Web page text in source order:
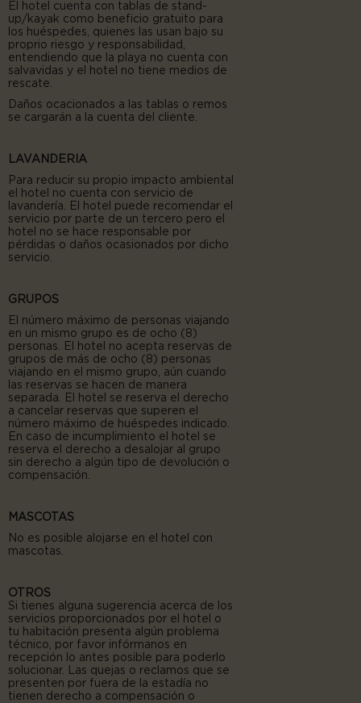
El hotel cuenta con tablas de stand-
up/kayak como beneficio gratuito para
los huéspedes, quienes las usan bajo su
proprio riesgo y responsabilidad,
entendiendo que la playa no cuenta con
salvavidas y el hotel no tiene medios de
rescate.
Daños ocacionados a las tablas o remos
se cargarán a la cuenta del cliente.
LAVANDERIA
Para reducir su propio impacto ambiental
el hotel no cuenta con servicio de
lavandería. El hotel puede recomendar el
servicio por parte de un tercero pero el
hotel no se hace responsable por
pérdidas o daños ocasionados por dicho
servicio.
GRUPOS
El número máximo de personas viajando
en un mismo grupo es de ocho (8)
personas. El hotel no acepta reservas de
grupos de más de ocho (8) personas
viajando en el mismo grupo, aún cuando
las reservas se hacen de manera
separada. El hotel se reserva el derecho
a cancelar reservas que superen el
número máximo de huéspedes indicado.
En caso de incumplimiento el hotel se
reserva el derecho a desalojar al grupo
sin derecho a algún tipo de devolución o
compensación.
MASCOTAS
No es posible alojarse en el hotel con
mascotas.
OTROS
Si tienes alguna sugerencia acerca de los
servicios proporcionados por el hotel o
tu habitación presenta algún problema
técnico, por favor infórmanos en
recepción lo antes posible para poderlo
solucionar. Las quejas o reclamos que se
presenten por fuera de la estadía no
tienen derecho a compensación o